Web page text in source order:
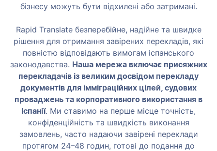
бізнесу можуть бути відхилені або затримані.
Rapid Translate безперебійне, надійне та швидке
рішення для отримання завірених перекладів, які
повністю відповідають вимогам іспанського
законодавства. Наша мережа включає присяжних
перекладачів із великим досвідом перекладу
документів для імміграційних цілей, судових
проваджень та корпоративного використання в
Іспанії. Ми ставимо на перше місце точність,
конфіденційність та швидкість виконання
замовлень, часто надаючи завірені переклади
протягом 24–48 годин, готові до подання до